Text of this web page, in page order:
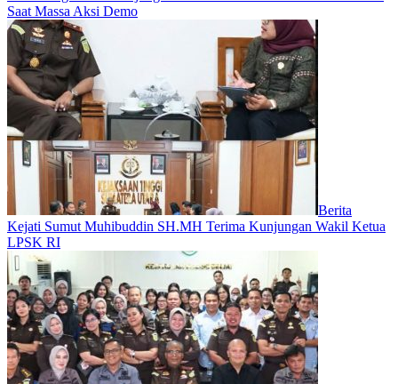
Saat Massa Aksi Demo
Berita
Kejati Sumut Muhibuddin SH.MH Terima Kunjungan Wakil Ketua
LPSK RI